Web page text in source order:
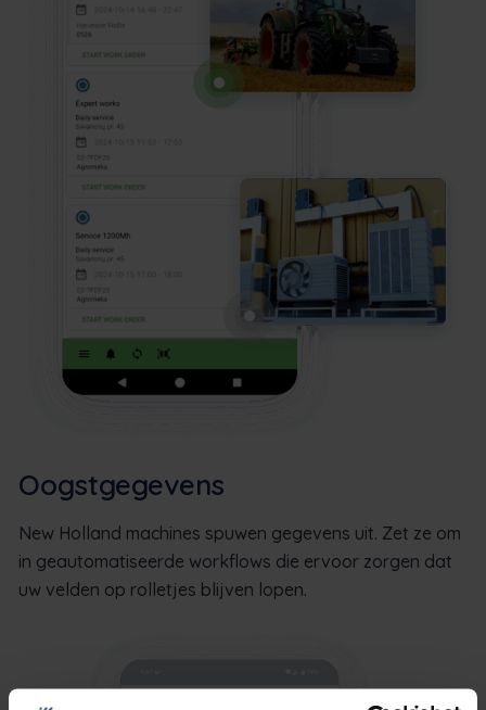
Oogstgegevens
New Holland machines spuwen gegevens uit. Zet ze om
in geautomatiseerde workflows die ervoor zorgen dat
uw velden op rolletjes blijven lopen.